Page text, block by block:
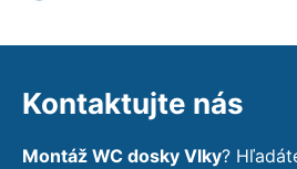
Kontaktujte nás
Montáž WC dosky Vlky?